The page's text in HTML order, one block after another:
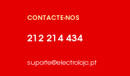
CONTACTE-NOS
212 214 434
suporte@electroloja.pt